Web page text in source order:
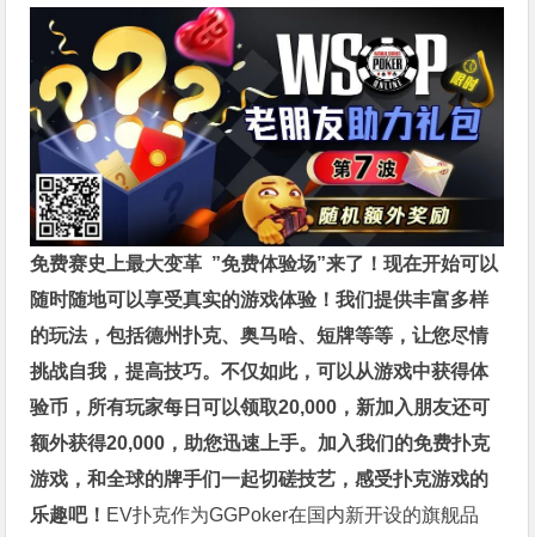
免费赛史上最大变革 ”免费体验场”来了！现在开始可以
随时随地可以享受真实的游戏体验！我们提供丰富多样
的玩法，包括德州扑克、奥马哈、短牌等等，让您尽情
挑战自我，提高技巧。不仅如此，可以从游戏中获得体
验币，所有玩家每日可以领取20,000，新加入朋友还可
额外获得20,000，助您迅速上手。 加入我们的免费扑克
游戏，和全球的牌手们一起切磋技艺，感受扑克游戏的
乐趣吧！ EV扑克作为GGPoker在国内新开设的旗舰品